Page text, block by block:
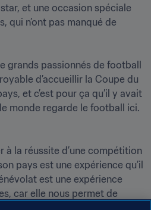
et une occasion spéciale
qui n’ont pas manqué de
grands passionnés de football
d’accueillir la Coupe du
et c’est pour ça qu’il y avait
monde regarde le football ici.
à la réussite d’une compétition
pays est une expérience qu’il
est une expérience
car elle nous permet de